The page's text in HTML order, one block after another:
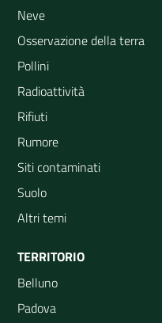
Neve
Osservazione della terra
Pollini
Radioattività
Rifiuti
Rumore
Siti contaminati
Suolo
Altri temi
TERRITORIO
Belluno
Padova